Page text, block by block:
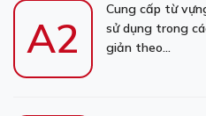
A2
Cung cấp từ
sử dụng trong
giản theo...